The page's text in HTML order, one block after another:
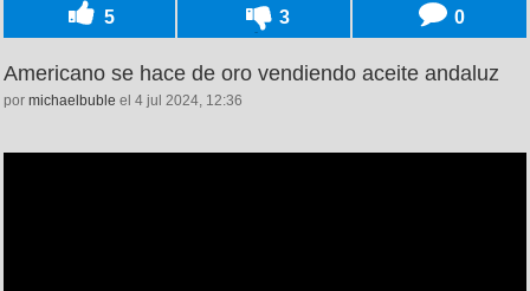
5 3 0
Americano se hace de oro vendiendo aceite andaluz
por michaelbuble el 4 jul 2024, 12:36